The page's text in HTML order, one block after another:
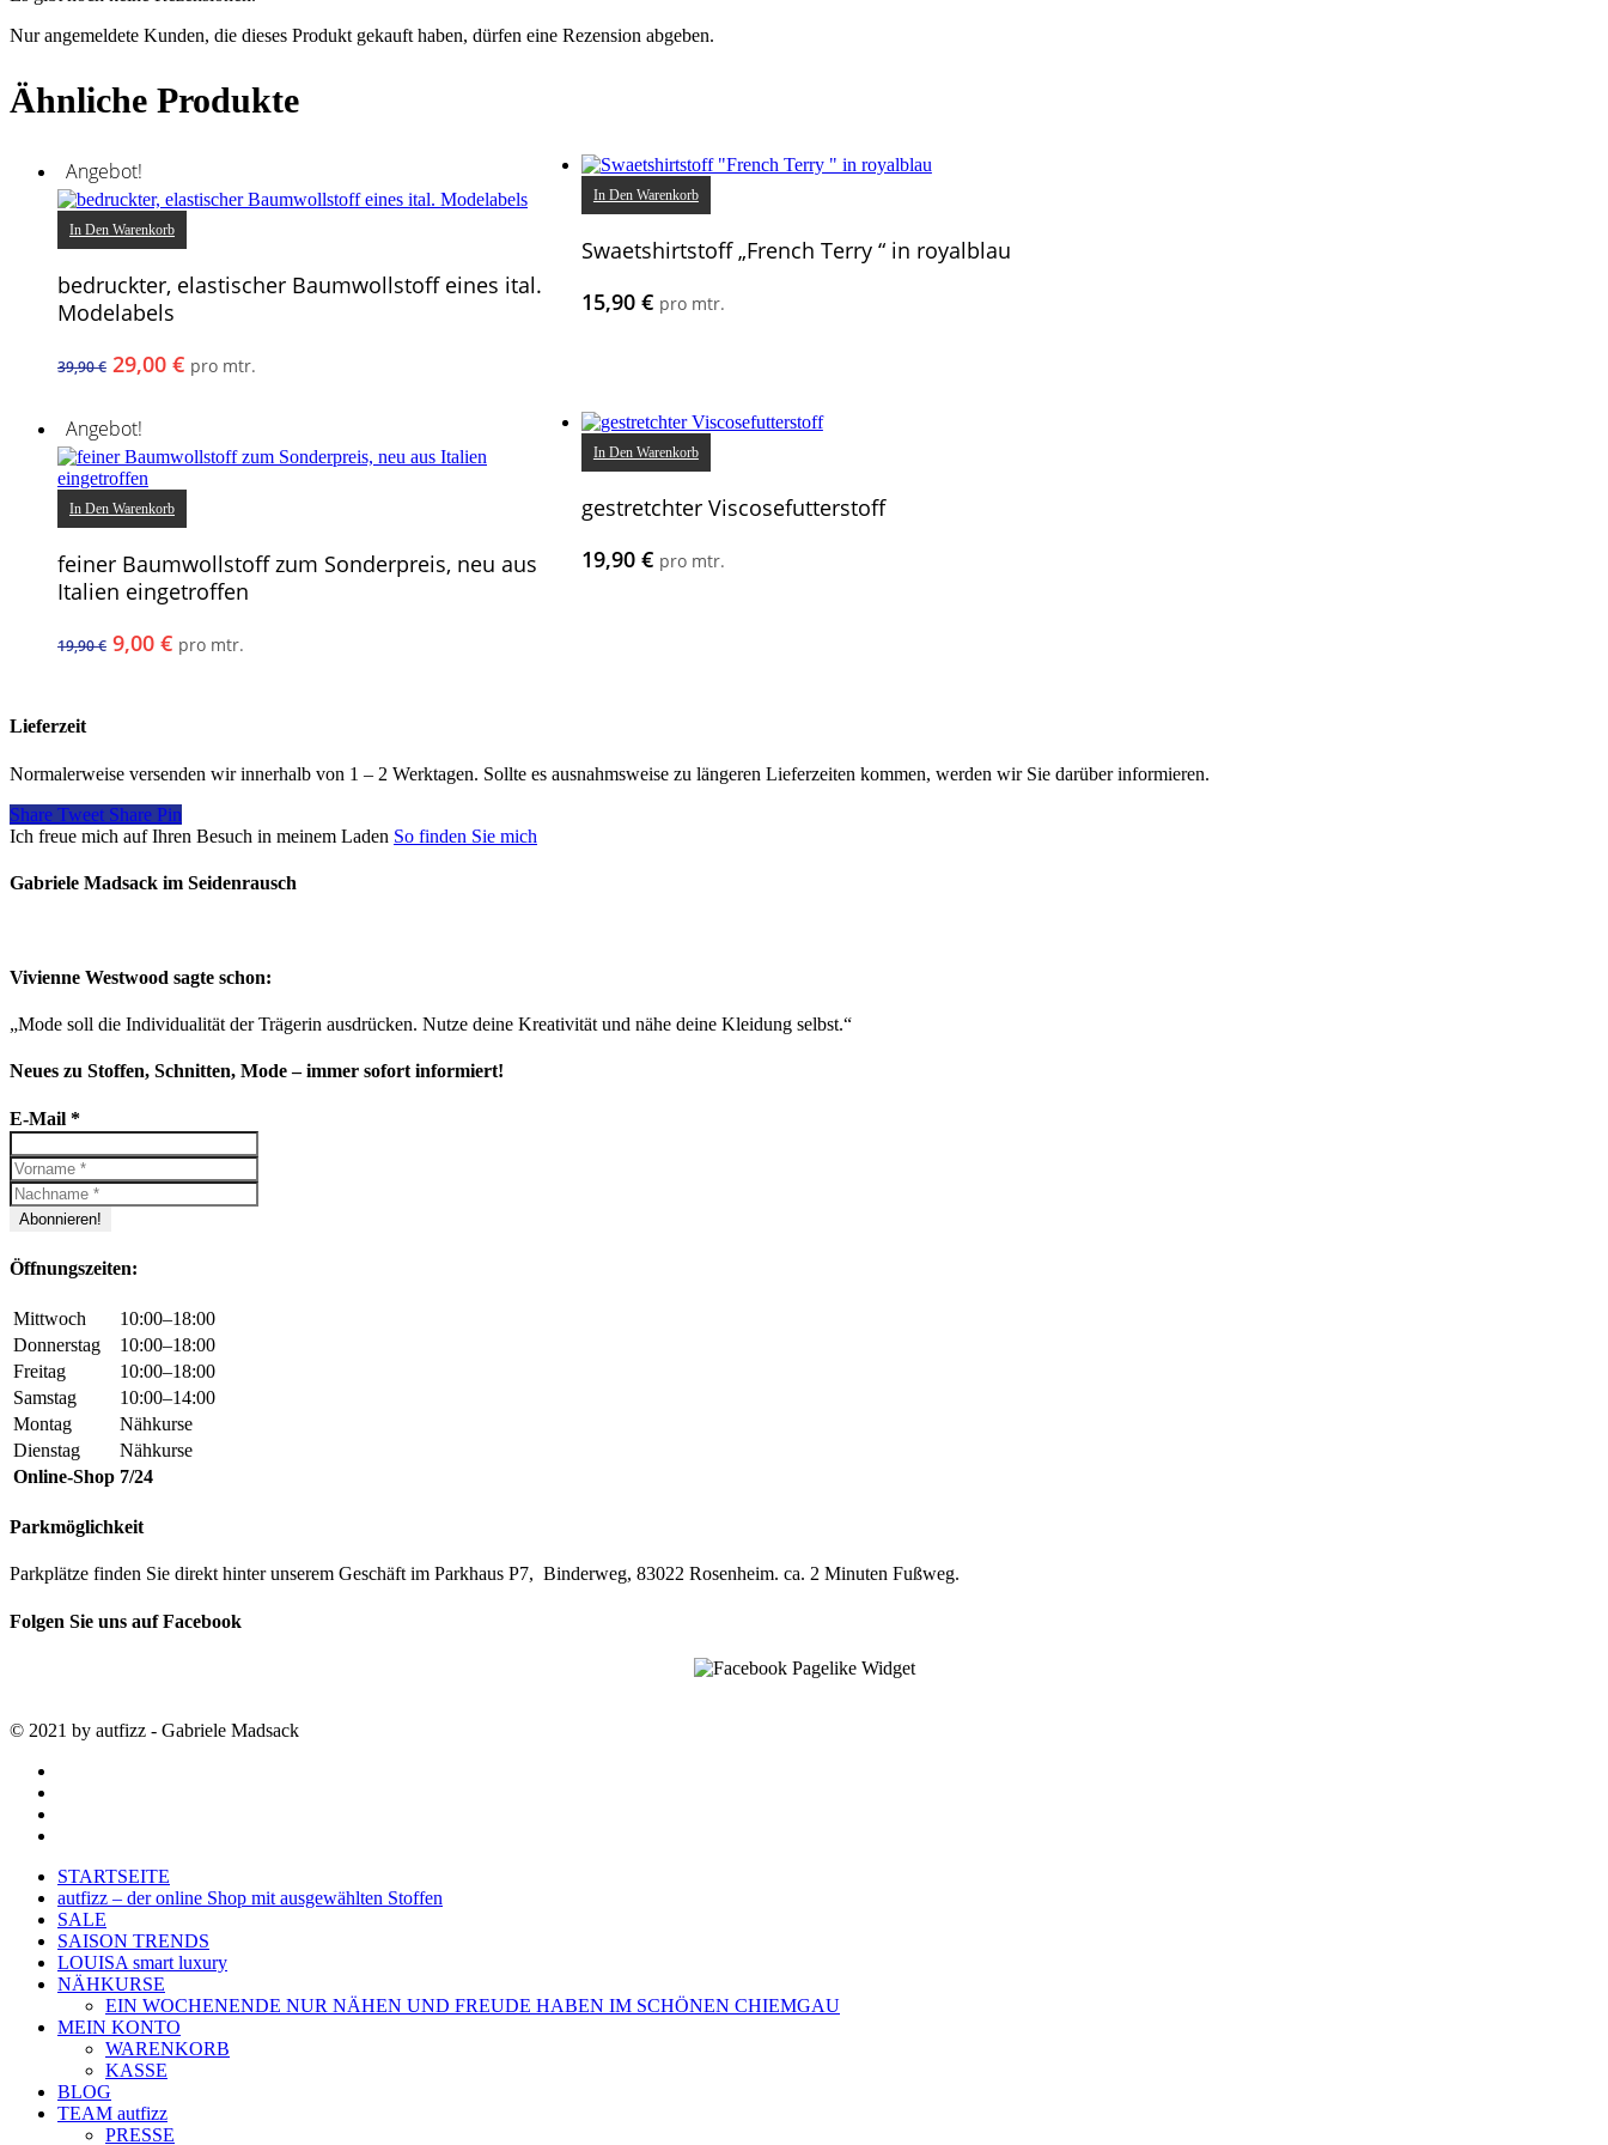
Nur angemeldete Kunden, die dieses Produkt gekauft haben, dürfen eine Rezension abgeben.
Ähnliche Produkte
Angebot!
In Den Warenkorb
bedruckter, elastischer Baumwollstoff eines ital.
Modelabels
39,90€ Ursprünglicher
war:
39,90 €
29,00 €Aktueller
pro mtr.
In Den Warenkorb
Swaetshirtstoff „French Terry “ in royalblau
15,90 € pro mtr.
Angebot!
In Den Warenkorb
feiner Baumwollstoff zum Sonderpreis, neu aus
Italien eingetroffen
19,90€ Ursprünglicher
9,00 €Aktueller
pro mtr.
In Den Warenkorb
gestretchter Viscosefutterstoff
19,90 € pro mtr.
Lieferzeit
Normalerweise versenden wir innerhalb von 1 – 2 Werktagen. Sollte es ausnahmsweise zu längeren Lieferzeiten kommen, werden wir Sie darüber informieren.
Share Tweet Share Pin
Ich freue mich auf Ihren Besuch in meinem Laden So finden Sie mich
Gabriele Madsack im Seidenrausch
Vivienne Westwood sagte schon:
„Mode soll die Individualität der Trägerin ausdrücken. Nutze deine Kreativität und nähe deine Kleidung selbst.“
Neues zu Stoffen, Schnitten, Mode – immer sofort informiert!
E-Mail *
Öffnungszeiten:
Mittwoch
10:00–18:00
Donnerstag
10:00–18:00
Freitag
10:00–18:00
Samstag
10:00–14:00
Montag
Nähkurse
Dienstag
Nähkurse
Online-Shop 7/24
Parkmöglichkeit
Parkplätze finden Sie direkt hinter unserem Geschäft im Parkhaus P7, Binderweg, 83022 Rosenheim. ca. 2 Minuten Fußweg.
Folgen Sie uns auf Facebook
© 2021 by autfizz - Gabriele Madsack
Close
Menu
STARTSEITE
autfizz – der online Shop mit ausgewählten Stoffen
SALE
SAISON TRENDS
LOUISA smart luxury
NÄHKURSE
EIN WOCHENENDE NUR NÄHEN UND FREUDE HABEN IM SCHÖNEN CHIEMGAU
MEIN KONTO
WARENKORB
KASSE
BLOG
TEAM autfizz
PRESSE